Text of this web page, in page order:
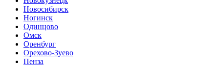
Новосибирск
Ногинск
Одинцово
Омск
Оренбург
Орехово-Зуево
Пенза